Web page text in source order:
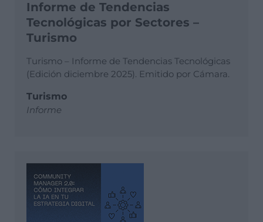
Informe de Tendencias
Tecnológicas por Sectores –
Turismo
Turismo – Informe de Tendencias Tecnológicas
(Edición diciembre 2025). Emitido por Cámara.
Turismo
Informe